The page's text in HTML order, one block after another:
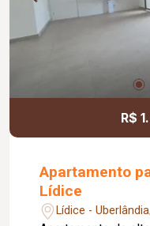
R$
Apartamento
Lídice
Lídice -